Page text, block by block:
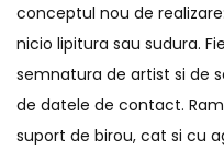
conceptul nou de
nicio lipitura sau sudura.
semnatura de artist si de
de datele de contact.
suport de birou, cat si cu